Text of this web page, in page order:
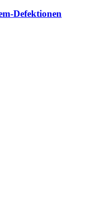
Defektionen